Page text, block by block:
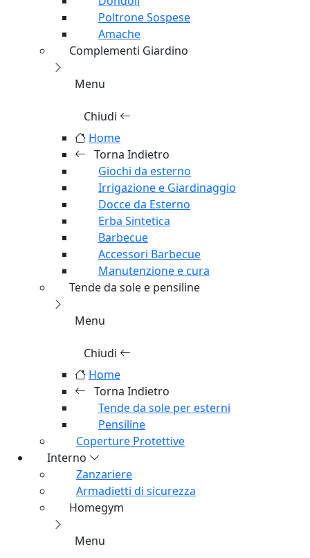
Chiudi
Home
Torna Indietro
Dondoli
Complementi Giardino
Menu
Chiudi
Home
Torna Indietro
Giochi da esterno
Irrigazione e Giardinaggio
Barbecue
Accessori Barbecue
Manutenzione e cura
Tende da sole e pensiline
Menu
Chiudi
Home
Tende da sole per esterni